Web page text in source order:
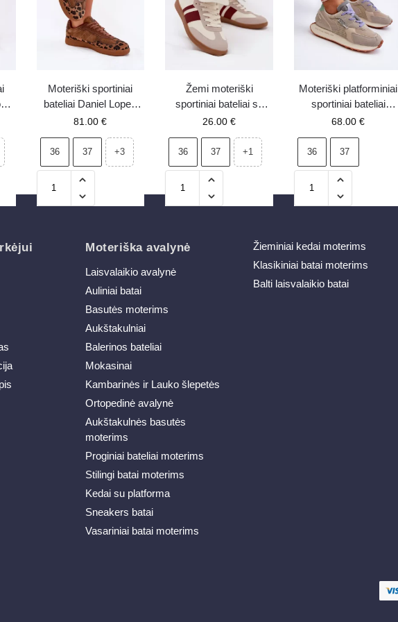
Moteriški sportiniai
bateliai Daniel Lopez
Just Dare SS2D4017
81.00€
36 37 +3
Žemi moteriški
sportiniai bateliai su
atlenkiamu liežuvėliu,
26.00€
36 37 +1
Moteriški platforminiai
sportiniai bateliai
Memory Foam System
Smėlio spalvos
68.00€
36 37
Moteriška avalynė
Laisvalaikio avalynė
Auliniai batai
Basutės moterims
Aukštakulniai
Balerinos bateliai
Mokasinai
Kambarinės ir Lauko šlepetės
Ortopedinė avalynė
Aukštakulnės basutės
moterims
Proginiai bateliai moterims
Stilingi batai moterims
Kedai su platforma
Sneakers batai
Vasariniai batai moterims
Žieminiai kedai moterims
Klasikiniai batai moterims
Balti laisvalaikio batai